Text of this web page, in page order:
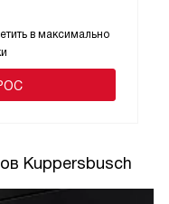
в максимально
Kuppersbusch